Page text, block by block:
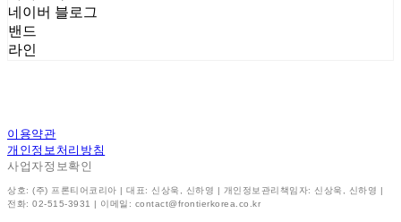
네이버 블로그
밴드
라인
이용약관
개인정보처리방침
사업자정보확인
상호: (주) 프론티어코리아 | 대표: 신상욱, 신하영 | 개인정보관리책임자: 신상욱, 신하영 |
전화: 02-515-3931 | 이메일: contact@frontierkorea.co.kr